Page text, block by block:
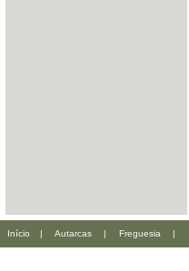
Início | Autarcas | Freguesia |